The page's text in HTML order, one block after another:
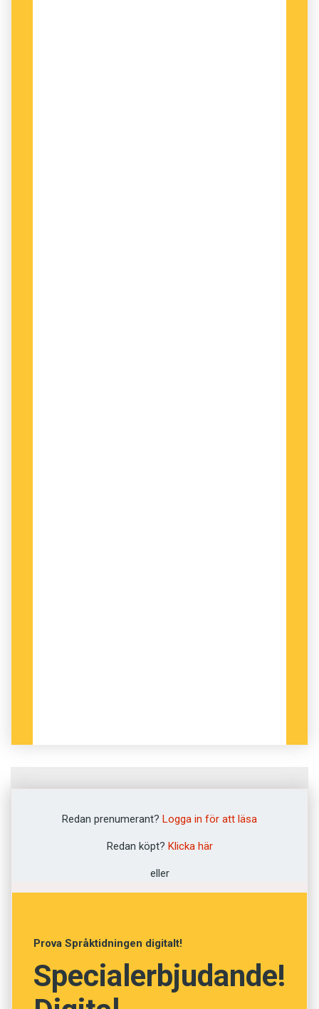
Fjällvandra
Lunka
Redan prenumerant? Logga in för att läsa
Redan köpt? Klicka här
eller
Prova Språktidningen digitalt!
Specialerbjudande!